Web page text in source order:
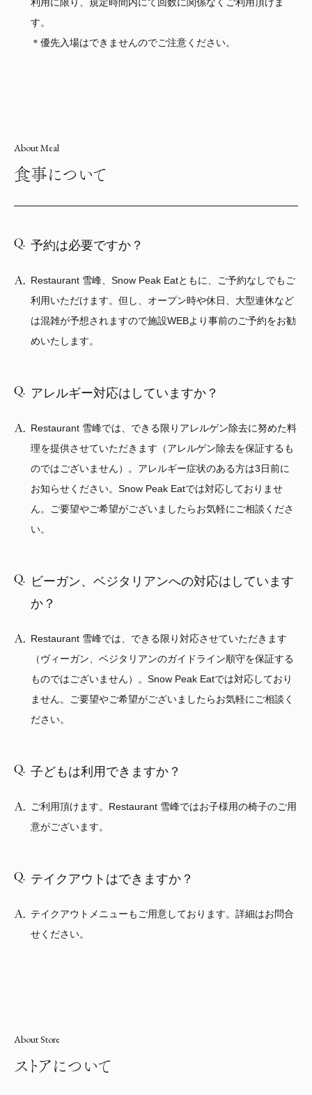
す。
＊優先入場はできませんのでご注意ください。
About Meal
食事について
予約は必要ですか？
Restaurant 雪峰、Snow Peak Eatともに、ご予約なしでもご
利用いただけます。但し、オープン時や休日、大型連休など
は混雑が予想されますので施設WEBより事前のご予約をお勧
めいたします。
アレルギー対応はしていますか？
Restaurant 雪峰では、できる限りアレルゲン除去に努めた料
理を提供させていただきます（アレルゲン除去を保証するも
のではございません）。アレルギー症状のある方は3日前に
お知らせください。Snow Peak Eatでは対応しておりませ
ん。ご要望やご希望がございましたらお気軽にご相談くださ
い。
ビーガン、ベジタリアンへの対応はしています
か？
Restaurant 雪峰では、できる限り対応させていただきます
（ヴィーガン、ベジタリアンのガイドライン順守を保証する
ものではございません）。Snow Peak Eatでは対応しており
ません。ご要望やご希望がございましたらお気軽にご相談く
ださい。
子どもは利用できますか？
ご利用頂けます。Restaurant 雪峰ではお子様用の椅子のご用
意がございます。
テイクアウトはできますか？
テイクアウトメニューもご用意しております。詳細はお問合
せください。
About Store
ストアについて